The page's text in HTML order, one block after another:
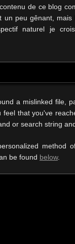
de ce blog
un peu gênant, mais
naturel je
a mislinked file,
that you've
or search string
method
be found below.